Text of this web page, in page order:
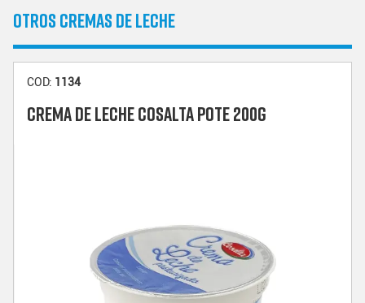
OTROS CREMAS DE LECHE
COD: 1134
CREMA DE LECHE COSALTA POTE 200G